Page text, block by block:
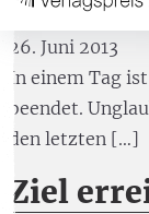
26. Juni 2013
In einem Tag
beendet.
den letzten […]
Ziel